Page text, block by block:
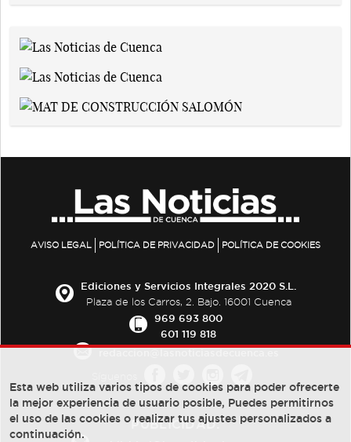
AVISO LEGAL POLÍTICA DE PRIVACIDAD POLÍTICA DE COOKIES
Ediciones y Servicios Integrales 2020 S.L.
Plaza de los Carros, 2. Bajo. 16001 Cuenca
969 693 800
601 119 818
PUBLICIDAD:
Esta web utiliza varios tipos de cookies para poder ofrecerte
la mejor experiencia de usuario posible, Puedes permitirnos
el uso de las cookies o realizar tus ajustes personalizados a
continuación.